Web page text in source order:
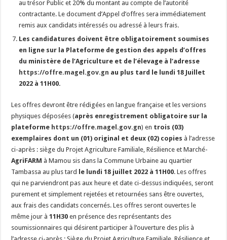
au trésor Public et 20% du montant au compte de l’autorité
contractante. Le document d’Appel d’offres sera immédiatement
remis aux candidats intéressés ou adressé à leurs frais.
Les candidatures doivent être obligatoirement soumises
en ligne sur la Plateforme de gestion des appels d’offres
du ministère de l’Agriculture et de l’élevage à l’adresse
https://offre.magel.gov.gn au plus tard le lundi 18 Juillet
2022 à 11H00.
Les offres devront être rédigées en langue française et les versions
physiques déposées (après enregistrement obligatoire sur la
plateforme https://offre.magel.gov.gn) en trois (03)
exemplaires dont un (01) original et deux (02) copies à l’adresse
ci-après : siège du Projet Agriculture Familiale, Résilience et Marché-
AgriFARM à Mamou sis dans la Commune Urbaine au quartier
Tambassa au plus tard
le lundi 18 juillet 2022 à 11H00. Les offres
qui ne parviendront pas aux heure et date ci-dessus indiquées, seront
purement et simplement rejetées et retournées sans être ouvertes,
aux frais des candidats concernés. Les offres seront ouvertes le
même jour à 11H30en présence des représentants des
soumissionnaires qui désirent participer à l’ouverture des plis à